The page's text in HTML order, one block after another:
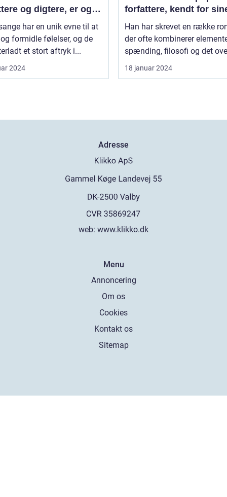
og digtere, er også
for sine smukke
har en unik evne til at
formidle følelser, og de
et stort aftryk i...
2024
forfattere, kendt for
spændende og
tankevækkende bøger
Han har skrevet en række
der ofte kombinerer
spænding, filosofi og det
18 januar 2024
Adresse
web: www.klikko.dk
Menu
Annoncering
Om os
Cookies
Kontakt os
Sitemap